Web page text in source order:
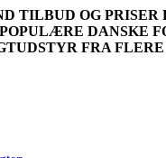
TILBUD OG PRISER
DANSKE
FRA